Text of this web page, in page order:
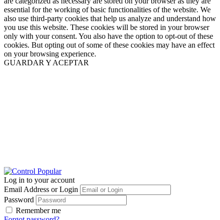
essential for the working of basic functionalities of the website. We
also use third-party cookies that help us analyze and understand how
you use this website. These cookies will be stored in your browser
only with your consent. You also have the option to opt-out of these
cookies. But opting out of some of these cookies may have an effect
on your browsing experience.
GUARDAR Y ACEPTAR
Log in to your account
Email Address or Login
Password
Remember me